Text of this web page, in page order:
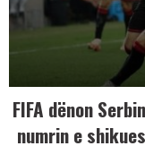
FIFA dënon
numrin e